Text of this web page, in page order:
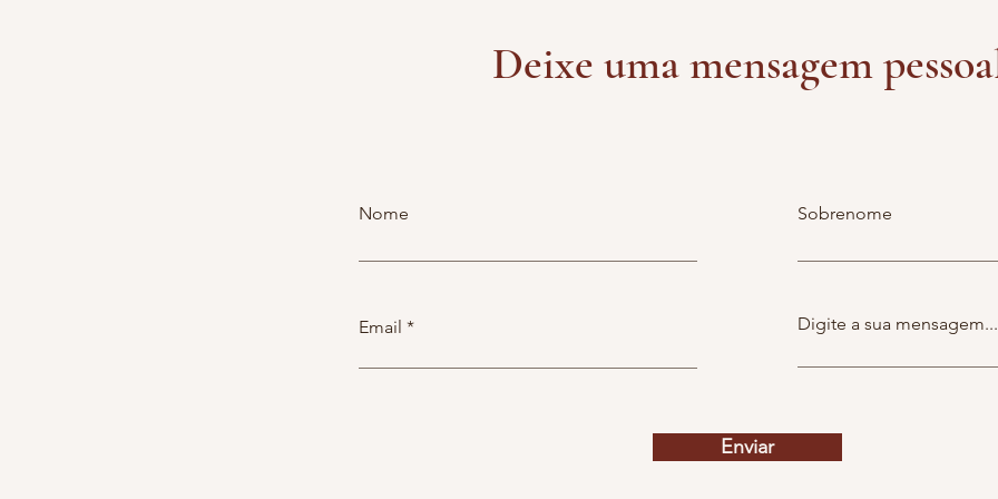
Deixe uma mensagem
Nome
Email
Sobrenome
Digite a sua mensagem...
Enviar